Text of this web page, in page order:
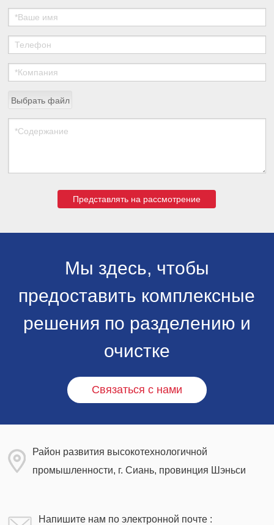
Выбрать файл
Представлять на рассмотрение
Мы здесь, чтобы
предоставить комплексные
решения по разделению и
очистке
Связаться с нами
Район развития высокотехнологичной
промышленности, г. Сиань, провинция Шэньси
Напишите нам по электронной почте :